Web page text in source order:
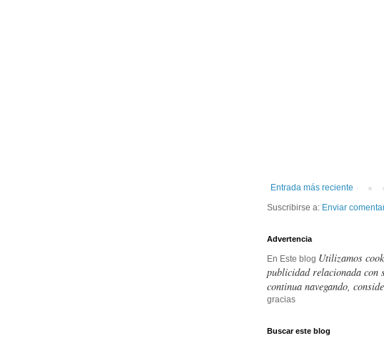
Entrada más reciente
Suscribirse a: Enviar
Advertencia
En Este blog Utilizamos
publicidad relacionada con
continua navegando,
gracias
Buscar este blog